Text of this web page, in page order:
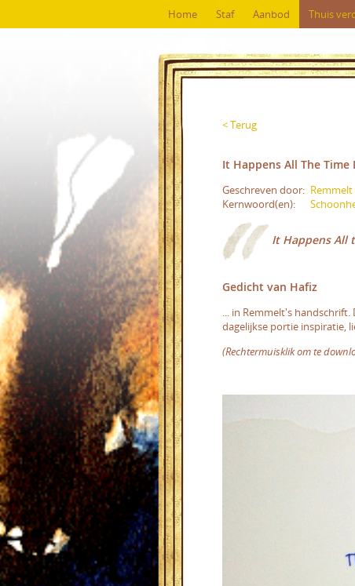
Home Staf Aanbod Thuis
< Terug
It Happens All The Time
Geschreven door: Remmelt
Kernwoord(en):
It Happens All
Gedicht van Hafiz
... in Remmelt's
dagelijkse portie inspiratie,
(Rechtermuisklik om te